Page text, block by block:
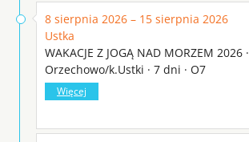
8 sierpnia 2026 – 15 sierpnia 2026
Ustka
WAKACJE Z JOGĄ NAD MORZEM 2026 ·
Orzechowo/k.Ustki · 7 dni · O7
Więcej